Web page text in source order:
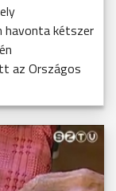
havonta kétszer
az Országos